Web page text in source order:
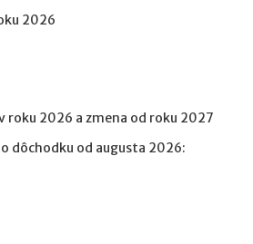
2026
roku 2026 a zmena od roku 2027
dôchodku od augusta 2026: